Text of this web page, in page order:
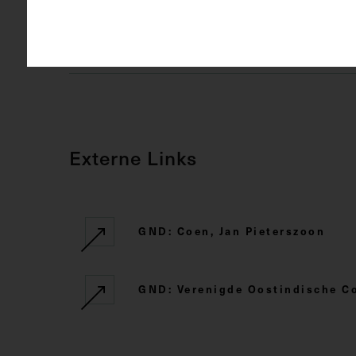
Externe Links
GND: Coen, Jan Pieterszoon
GND: Verenigde Oostindische